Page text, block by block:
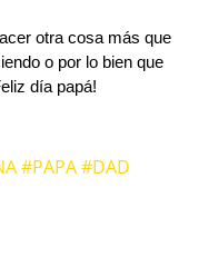
otra cosa más que
o por lo bien que
día papá!
#PAPA #DAD